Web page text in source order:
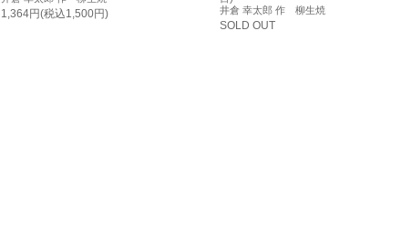
1,364円(税込1,500円)
井倉 幸太郎 作 柳生焼
SOLD OUT